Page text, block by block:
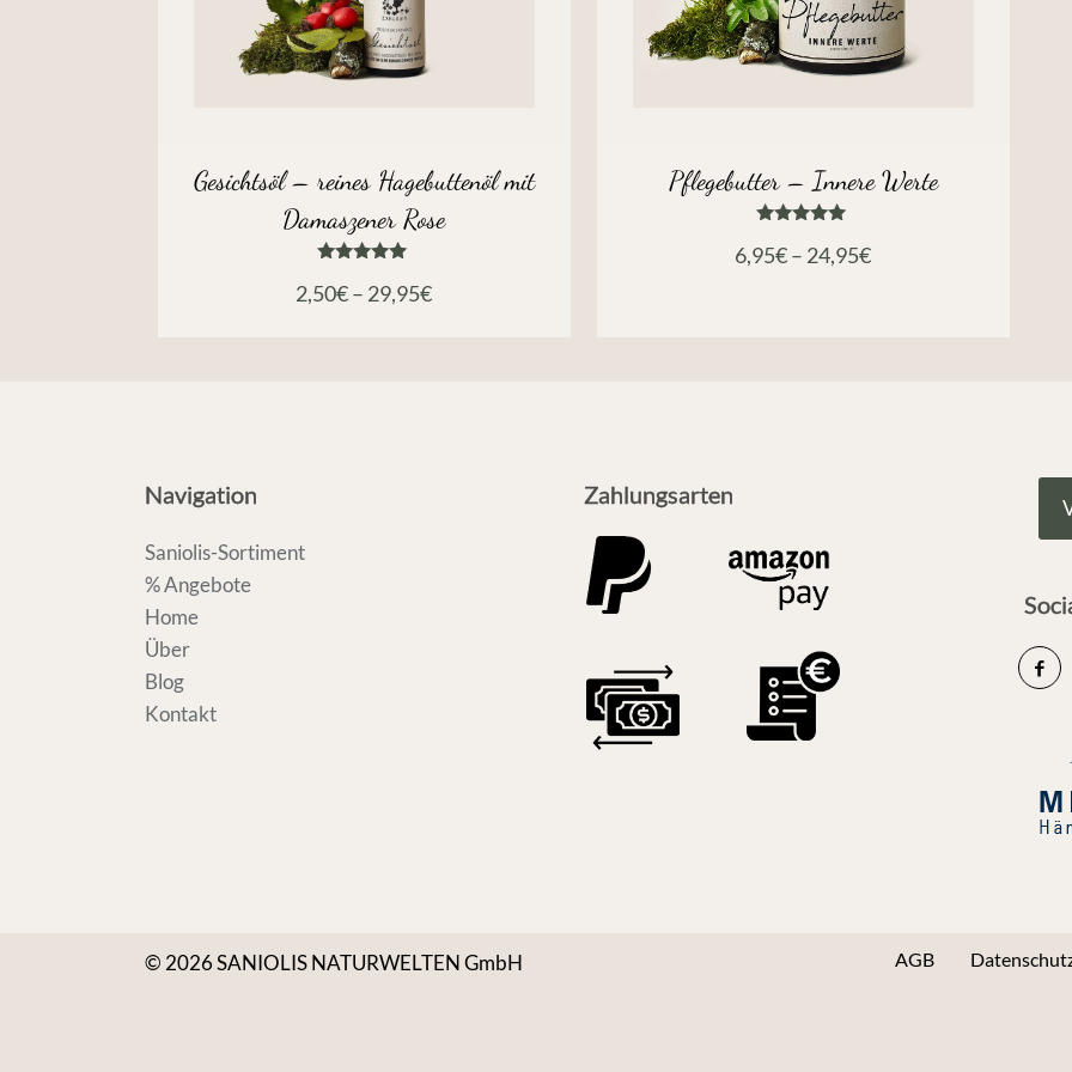
Gesichtsöl – reines Hagebuttenöl mit
Damaszener Rose
mit
2,50€– 29,95€
Pflegebutter – Innere Werte
mit
6,95€– 24,95€
Navigation
Saniolis-Sortiment
% Angebote
Home
Über
Blog
Kontakt
Zahlungsarten
© 2026 SANIOLIS NATURWELTEN GmbH AGB